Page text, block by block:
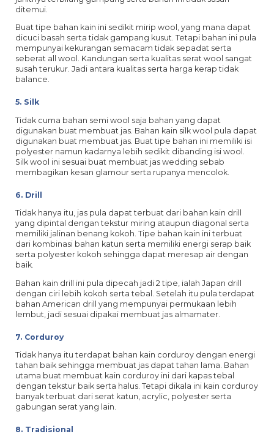
ditemui.
Buat tipe bahan kain ini sedikit mirip wool, yang mana dapat
dicuci basah serta tidak gampang kusut. Tetapi bahan ini pula
mempunyai kekurangan semacam tidak sepadat serta
seberat all wool. Kandungan serta kualitas serat wool sangat
susah terukur. Jadi antara kualitas serta harga kerap tidak
balance.
5. Silk
Tidak cuma bahan semi wool saja bahan yang dapat
digunakan buat membuat jas. Bahan kain silk wool pula dapat
digunakan buat membuat jas. Buat tipe bahan ini memiliki isi
polyester namun kadarnya lebih sedikit dibanding isi wool.
Silk wool ini sesuai buat membuat jas wedding sebab
membagikan kesan glamour serta rupanya mencolok.
6. Drill
Tidak hanya itu, jas pula dapat terbuat dari bahan kain drill
yang dipintal dengan tekstur miring ataupun diagonal serta
memiliki jalinan benang kokoh. Tipe bahan kain ini terbuat
dari kombinasi bahan katun serta memiliki energi serap baik
serta polyester kokoh sehingga dapat meresap air dengan
baik.
Bahan kain drill ini pula dipecah jadi 2 tipe, ialah Japan drill
dengan ciri lebih kokoh serta tebal. Setelah itu pula terdapat
bahan American drill yang mempunyai permukaan lebih
lembut, jadi sesuai dipakai membuat jas almamater.
7. Corduroy
Tidak hanya itu terdapat bahan kain corduroy dengan energi
tahan baik sehingga membuat jas dapat tahan lama. Bahan
utama buat membuat kain corduroy ini dari kapas tebal
dengan tekstur baik serta halus. Tetapi dikala ini kain corduroy
banyak terbuat dari serat katun, acrylic, polyester serta
gabungan serat yang lain.
8. Tradisional